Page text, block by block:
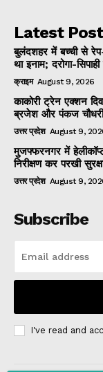
Latest
बुलंदशहर में बच्ची से
था इनाम; दरोगा-
क्राइम August 9, 2026
काकोरी ट्रेन एक्शन
ब्रजेश और पंकज
उत्तर प्रदेश August 9,
मुजफ्फरनगर में
निरीक्षण कर परखी
उत्तर प्रदेश August 9,
Subscribe
I've read and